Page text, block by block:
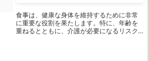
食事は、健康な身体を維持するために非常
に重要な役割を果たします。特に、年齢を
重ねるとともに、介護が必要になるリスク